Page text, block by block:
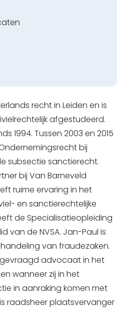
recht in Leiden en is
afgestudeerd.
1994. Tussen 2003 en 2015
bij
subsectie sanctierecht.
bij Van Barneveld
ruime ervaring in het
en sanctierechtelijke
de Specialisatieopleiding
van de NVSA. Jan-Paul is
van fraudezaken.
advocaat in het
wanneer zij in het
in aanraking komen met
raadsheer plaatsvervanger